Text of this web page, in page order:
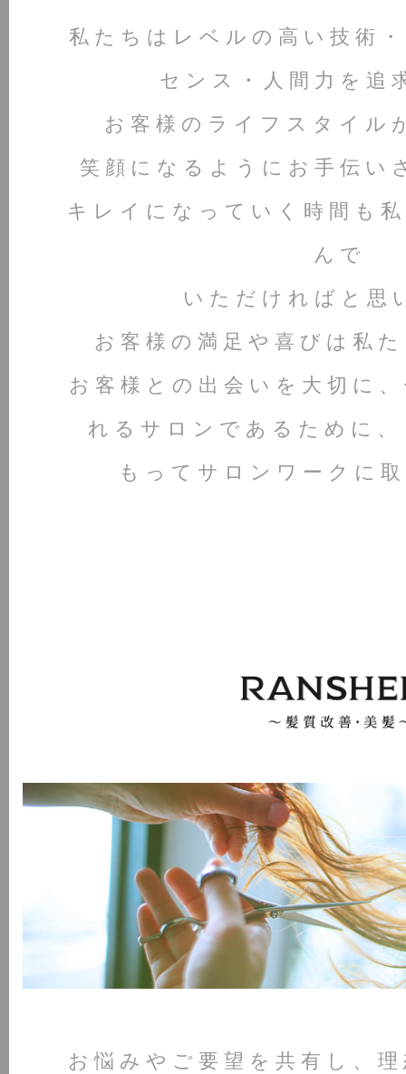
私たちはレベルの高い技術
センス・人間力を追
お客様のライフスタイル
笑顔になるようにお手伝い
キレイになっていく時間も
んで
いただければと思
お客様の満足や喜びは私
お客様との出会いを大切に
れるサロンであるために、
もってサロンワークに
お悩みやご要望を共有し、